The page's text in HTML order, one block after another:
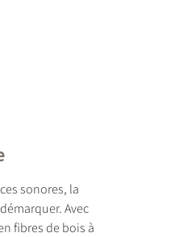
sonores, la
Avec
fibres de bois à